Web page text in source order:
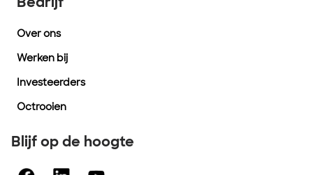
Bedrijf
Over ons
Werken bij
Investeerders
Octrooien
Blijf op de hoogte